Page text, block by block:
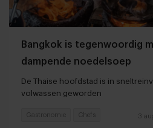
Bangkok is tegenwoordig
dampende noedelsoep
De Thaise hoofdstad is in
volwassen geworden
3
Gastronomie Chefs